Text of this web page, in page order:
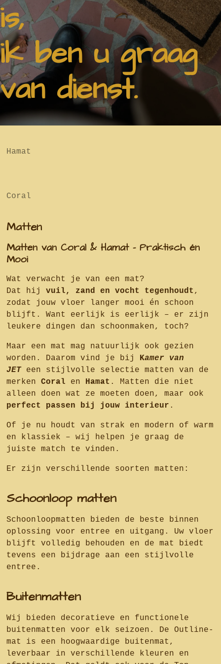
is,
ik ben u graag
van dienst.
Hamat
Coral
Matten
Matten van Coral & Hamat – Praktisch én
Mooi
Wat verwacht je van een mat?
Dat hij vuil, zand en vocht tegenhoudt ,
zodat jouw vloer langer mooi én schoon
blijft. Want eerlijk is eerlijk – er zijn
leukere dingen dan schoonmaken, toch?
Maar een mat mag natuurlijk ook gezien
worden. Daarom vind je bij Kamer van
JETeen stijlvolle selectie matten van de
merken Coral en Hamat . Matten die niet
alleen doen wat ze moeten doen, maar ook
perfect passen bij jouw interieur .
Of je nu houdt van strak en modern of warm
en klassiek – wij helpen je graag de
juiste match te vinden.
Er zijn verschillende soorten matten:
Schoonloop matten
Schoonloopmatten bieden de beste binnen
oplossing voor entree en uitgang. Uw vloer
blijft volledig behouden en de mat biedt
tevens een bijdrage aan een stijlvolle
entree.
Buitenmatten
Wij bieden decoratieve en functionele
buitenmatten voor elk seizoen. De Outline-
mat is een hoogwaardige buitenmat,
leverbaar in verschillende kleuren en